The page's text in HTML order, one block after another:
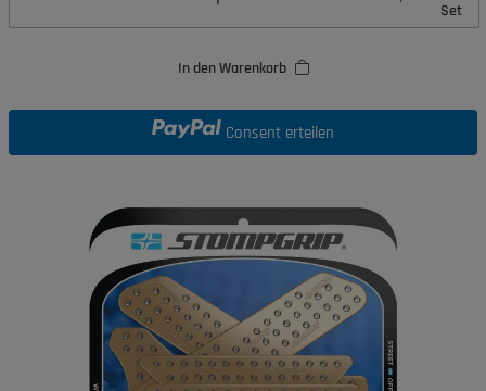
Set
In den Warenkorb
Consent erteilen